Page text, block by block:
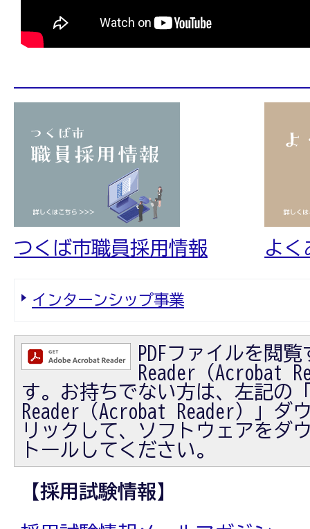
つくば市職員採用情報 よく
インターンシップ事業
PDFファイルを閲
Reader（Acrobat
す。お持ちでない方は、左記の
Reader（Acrobat Reader）」ダ
リックして、ソフトウェアをダ
トールしてください。
【採用試験情報】